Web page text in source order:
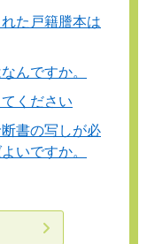
た戸籍謄本は
んですか。
ください
書の写しが必
いですか。